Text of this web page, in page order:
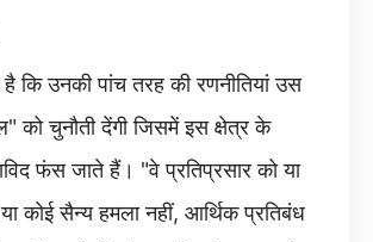
है कि उनकी पांच तरह की रणनीतियां उस
को चुनौती देंगी जिसमें इस क्षेत्र के
फंस जाते हैं। "वे प्रतिप्रसार को या
कोई सैन्य हमला नहीं, आर्थिक प्रतिबंध